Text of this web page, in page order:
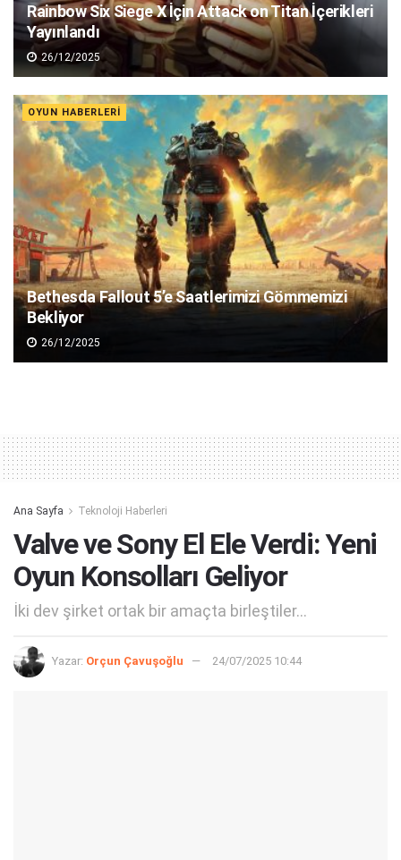
Rainbow Six Siege X İçin Attack on Titan İçerikleri
Yayınlandı
26/12/2025
OYUN HABERLERI
Bethesda Fallout 5’e Saatlerimizi Gömmemizi
Bekliyor
26/12/2025
Ana Sayfa Teknoloji Haberleri
Valve ve Sony El Ele Verdi: Yeni
Oyun Konsolları Geliyor
İki dev şirket ortak bir amaçta birleştiler...
Yazar: Orçun Çavuşoğlu 24/07/2025 10:44